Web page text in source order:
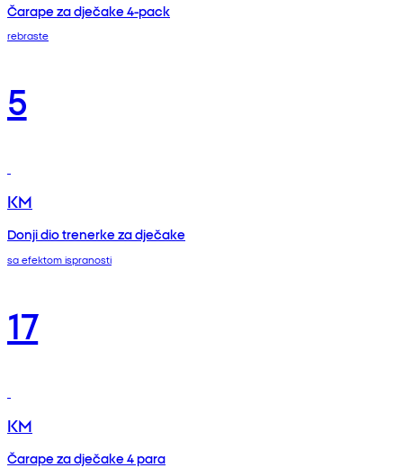
Čarape za dječake 4-pack
rebraste
5
KM
Donji dio trenerke za dječake
sa efektom ispranosti
17
KM
Čarape za dječake 4 para